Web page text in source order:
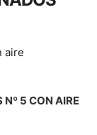
5 CON AIRE